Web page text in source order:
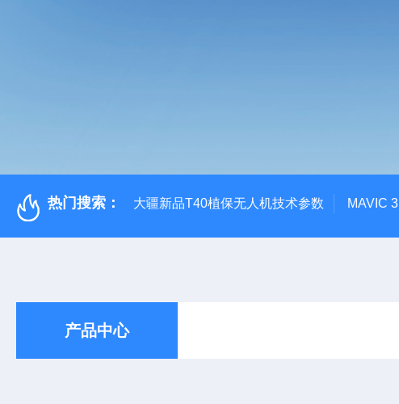
热门搜索： 大疆新品T40植保无人机技术参数 MAVIC
产品中心